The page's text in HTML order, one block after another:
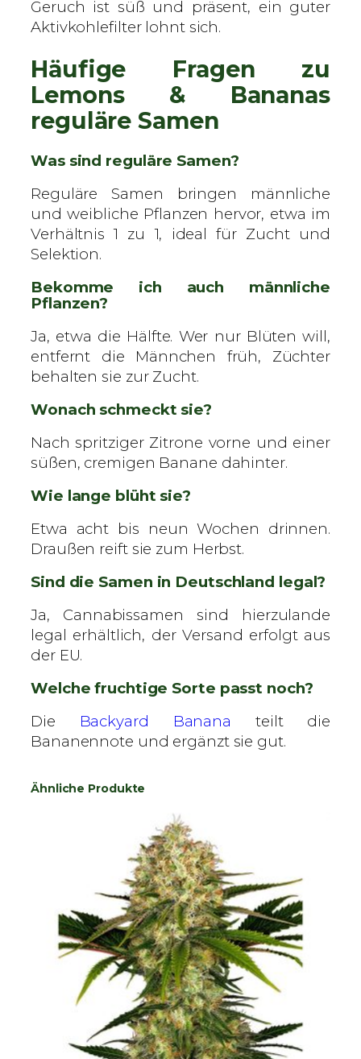
Geruch ist süß und präsent, ein guter
Aktivkohlefilter lohnt sich.
Häufige Fragen zu
Lemons & Bananas
reguläre Samen
Was sind reguläre Samen?
Reguläre Samen bringen männliche
und weibliche Pflanzen hervor, etwa im
Verhältnis 1 zu 1, ideal für Zucht und
Selektion.
Bekomme ich auch männliche
Pflanzen?
Ja, etwa die Hälfte. Wer nur Blüten will,
entfernt die Männchen früh, Züchter
behalten sie zur Zucht.
Wonach schmeckt sie?
Nach spritziger Zitrone vorne und einer
süßen, cremigen Banane dahinter.
Wie lange blüht sie?
Etwa acht bis neun Wochen drinnen.
Draußen reift sie zum Herbst.
Sind die Samen in Deutschland legal?
Ja, Cannabissamen sind hierzulande
legal erhältlich, der Versand erfolgt aus
der EU.
Welche fruchtige Sorte passt noch?
Die
Backyard Banana teilt die
Bananennote und ergänzt sie gut.
Ähnliche Produkte